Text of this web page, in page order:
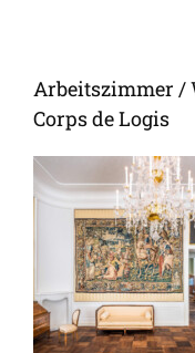
Arbeitszimmer /
Corps de Logis